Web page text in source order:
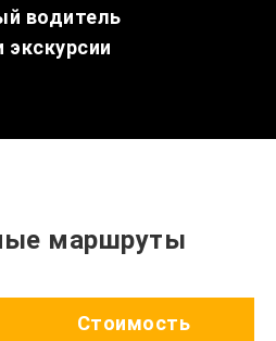
водитель
экскурсии
маршруты
Стоимость